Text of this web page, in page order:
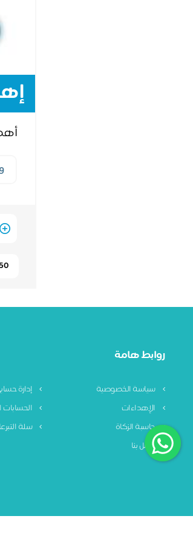
روابط هامة
سياسة الخصوصية
إدارة
الإهداءات
الحسابات
حاسبة الزكاة
سلة
اتصل بنا